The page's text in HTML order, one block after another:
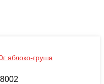
яблоко-груша